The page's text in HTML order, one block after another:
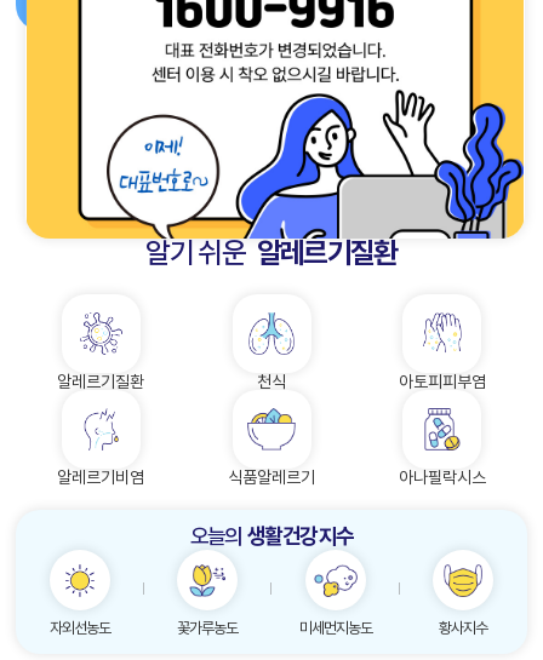
알기 쉬운 알레르기질환
알레르기질환 천식 아토피피부염
알레르기비염 식품알레르기 아나필락시스
오늘의 생활 건강 지수
자외선농도 꽃가루농도 미세먼지농도 황사지수